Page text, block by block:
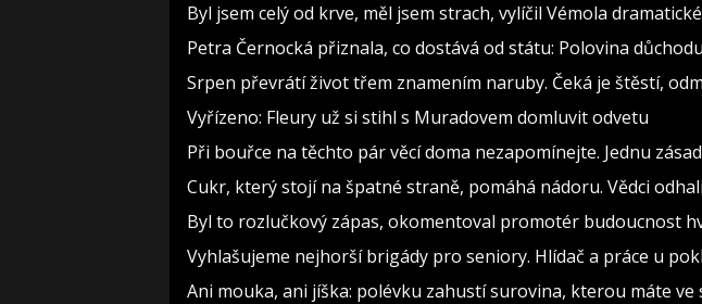
Byl jsem celý od krve, měl jsem strach, vylíčil Vémola
Petra Černocká přiznala, co dostává od státu: Polovina
Srpen převrátí život třem znamením naruby. Čeká je štěstí,
Vyřízeno: Fleury už si stihl s Muradovem domluvit odvetu
Při bouřce na těchto pár věcí doma nezapomínejte. Jednu
Cukr, který stojí na špatné straně, pomáhá nádoru. Vědci
Byl to rozlučkový zápas, okomentoval promotér budoucnost
Vyhlašujeme nejhorší brigády pro seniory. Hlídač a práce u
Ani mouka, ani jíška: polévku zahustí surovina, kterou máte